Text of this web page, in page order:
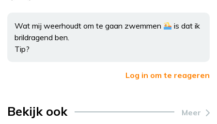
Wat mij weerhoudt om te gaan zwemmen
is dat ik
brildragend ben.
Tip?
Log in om te reageren
Bekijk ook Meer